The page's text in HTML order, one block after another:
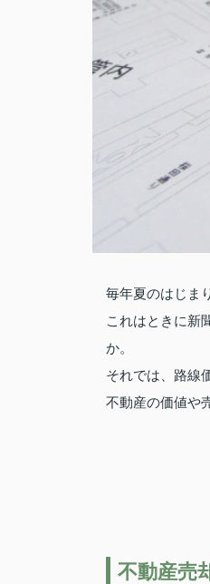
毎年夏のはじま
これはときに新
か。
それでは、路線
不動産の価値や
不動産売